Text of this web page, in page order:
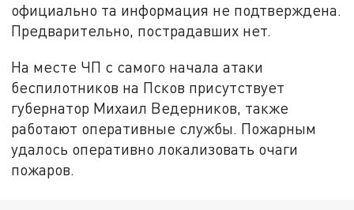
официально та информация не подтверждена.
Предварительно, пострадавших нет.
На месте ЧП с самого начала атаки
беспилотников на Псков присутствует
губернатор Михаил Ведерников, также
работают оперативные службы. Пожарным
удалось оперативно локализовать очаги
пожаров.